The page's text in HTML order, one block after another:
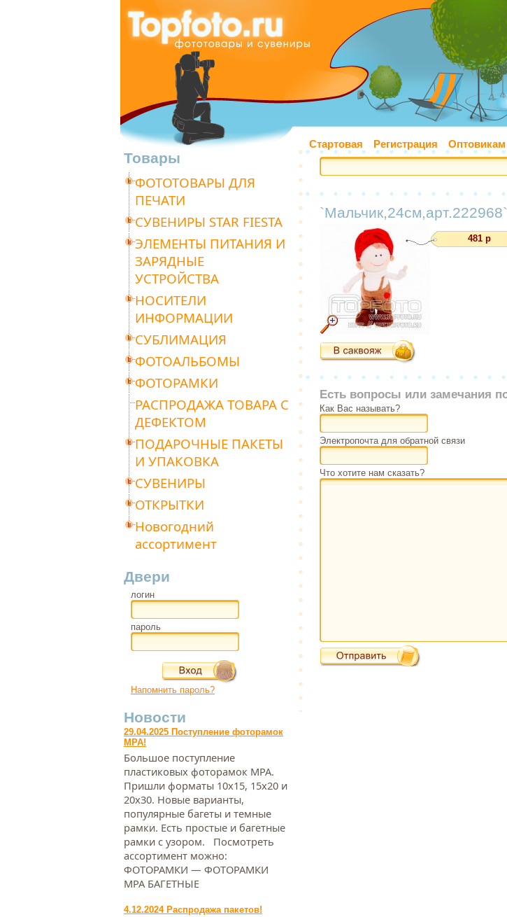
Стартовая Регистрация Оптовикам
Товары
ФОТОТОВАРЫ ДЛЯ
ПЕЧАТИ
СУВЕНИРЫ STAR FIESTA
ЭЛЕМЕНТЫ ПИТАНИЯ И
ЗАРЯДНЫЕ
УСТРОЙСТВА
НОСИТЕЛИ
ИНФОРМАЦИИ
СУБЛИМАЦИЯ
ФОТОАЛЬБОМЫ
ФОТОРАМКИ
РАСПРОДАЖА ТОВАРА С
ДЕФЕКТОМ
ПОДАРОЧНЫЕ ПАКЕТЫ
И УПАКОВКА
СУВЕНИРЫ
ОТКРЫТКИ
Новогодний
ассортимент
Двери
логин
пароль
Напомнить пароль?
Новости
29.04.2025 Поступление фоторамок
МРА!
Большое поступление
пластиковых фоторамок МРА.
Пришли форматы 10х15, 15х20 и
20х30. Новые варианты,
популярные багеты и темные
рамки. Есть простые и багетные
рамки с узором. Посмотреть
ассортимент можно:
ФОТОРАМКИ — ФОТОРАМКИ
МРА БАГЕТНЫЕ
4.12.2024 Распродажа пакетов!
`Мальчик,24см,арт.222968`
481 р
Есть вопросы или замечания
Как Вас называть?
Электропочта для обратной связи
Что хотите нам сказать?